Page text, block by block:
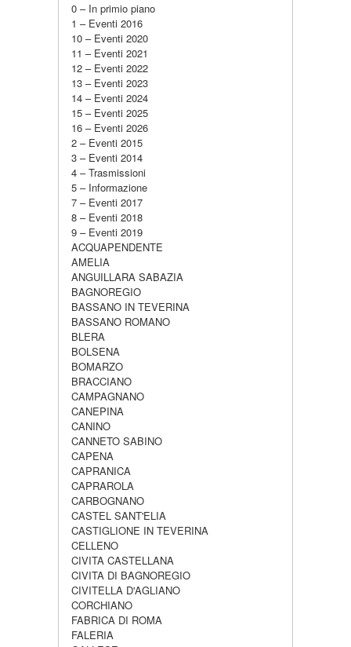
0 – In primio piano
1 – Eventi 2016
10 – Eventi 2020
11 – Eventi 2021
12 – Eventi 2022
13 – Eventi 2023
14 – Eventi 2024
15 – Eventi 2025
16 – Eventi 2026
2 – Eventi 2015
3 – Eventi 2014
4 – Trasmissioni
5 – Informazione
7 – Eventi 2017
8 – Eventi 2018
9 – Eventi 2019
ACQUAPENDENTE
AMELIA
ANGUILLARA SABAZIA
BAGNOREGIO
BASSANO IN TEVERINA
BASSANO ROMANO
BLERA
BOLSENA
BOMARZO
BRACCIANO
CAMPAGNANO
CANEPINA
CANINO
CANNETO SABINO
CAPENA
CAPRANICA
CAPRAROLA
CARBOGNANO
CASTEL SANT'ELIA
CASTIGLIONE IN TEVERINA
CELLENO
CIVITA CASTELLANA
CIVITA DI BAGNOREGIO
CIVITELLA D'AGLIANO
CORCHIANO
FABRICA DI ROMA
FALERIA